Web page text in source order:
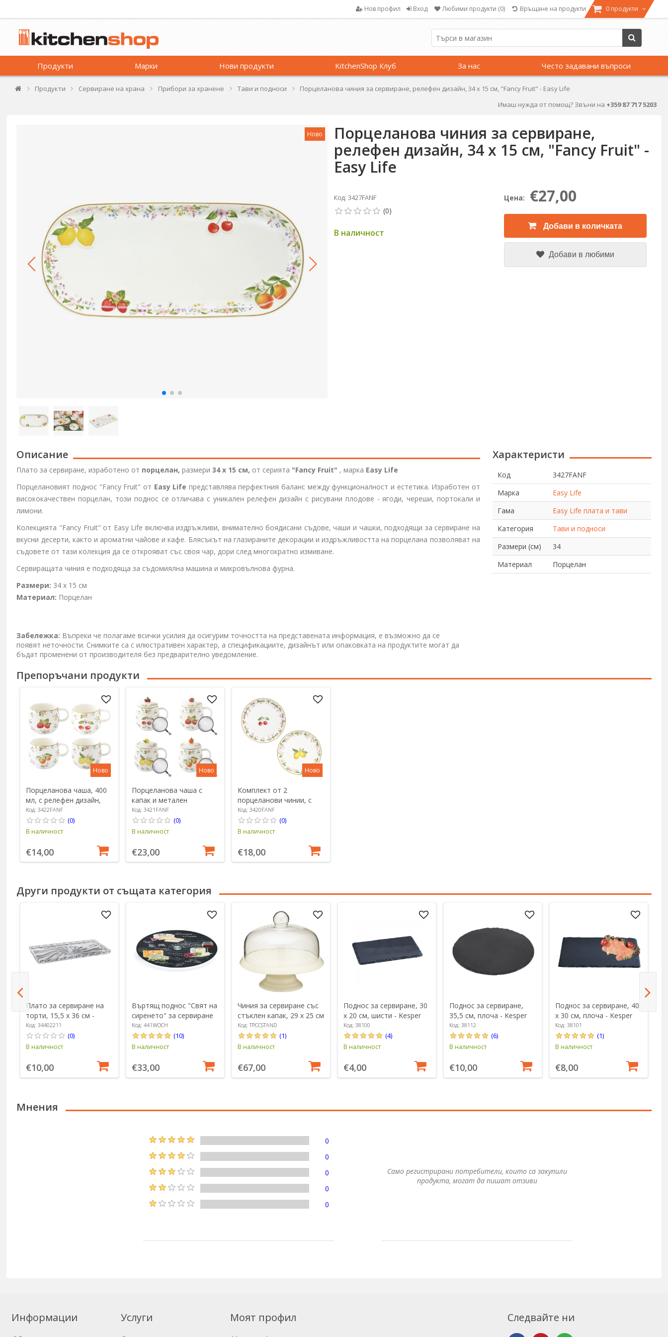
Нов профил Вход Любими продукти (0) Връщане на продукти 0 продукти
Продукти Марки Нови продукти KitchenShop Клуб За нас Често задавани въпроси
Продукти Сервиране на храна Прибори за хранене Тави и подноси
Порцеланова чиния за сервиране, релефен дизайн, 34 x 15 см, "Fancy Fruit" - Easy Life
Имаш нужда от помощ? Звъни на +359 87 717 5203
Ново
Порцеланова чиния за сервиране,
релефен дизайн, 34 x 15 см, "Fancy Fruit" -
Easy Life
Код: 3427FANF
В наличност
Цена: €27,00
Добави в количката
Добави в любими
Описание
Плато за сервиране, изработено от порцелан, размери34 x 15 см, от серията "Fancy Fruit" , марка Easy Life
Порцелановият поднос "Fancy Fruit" от Easy Life представлява перфектния баланс между функционалност и естетика. Изработен от
висококачествен порцелан, този поднос се отличава с уникален релефен дизайн с рисувани плодове - ягоди, череши, портокали и
лимони.
Колекцията "Fancy Fruit" от Easy Life включва издръжливи, внимателно боядисани съдове, чаши и чашки, подходящи за сервиране на
вкусни десерти, както и ароматни чайове и кафе. Блясъкът на глазираните декорации и издръжливостта на порцелана позволяват на
съдовете от тази колекция да се открояват със своя чар, дори след многократно измиване.
Сервиращата чиния е подходяща за съдомиялна машина и микровълнова фурна.
Размери: 34 x 15 см
Материал: Порцелан
Характеристи
Код
3427FANF
Марка
Easy Life
Гама
Easy Life плата и тави
Категория
Тави и подноси
Размери (см)
34
Материал
Порцелан
Забележка: Въпреки че полагаме всички усилия да осигурим точността на представената информация, е възможно да се
появят неточности. Снимките са с илюстративен характер, а спецификациите, дизайнът или опаковката на продуктите могат да
бъдат променени от производителя без предварително уведомление.
Препоръчани продукти
Ново
Порцеланова чаша, 400
мл, с релефен дизайн,
"Fancy Fruit" - Easy Life
Код: 3422FANF
(0)
В наличност
€14,00
Ново
Порцеланова чаша с
капак и метален
инфузер, релефен
дизайн, 450 мл, "Fancy
Fruit" - Easy Life
Код: 3421FANF
(0)
В наличност
€23,00
Ново
Комплект от 2
порцеланови чинии, с
релефен дизайн, 16 см,
"Fancy Fruit" - Easy Life
Код: 3420FANF
(0)
В наличност
€18,00
Други продукти от същата категория
Плато за сервиране на
торти, 15,5 x 36 см -
Westmark
Код: 34402211
(0)
В наличност
€10,00
Въртящ поднос "Свят на
сиренето" за сервиране
на сирене, 32 см - Easy
Life
Код: 441WOCH
(10)
В наличност
€33,00
Чиния за сервиране със
стъклен капак, 29 х 25 см
- Kitchen Craft
Код: TPCCSTAND
(1)
В наличност
€67,00
Поднос за сервиране, 30
х 20 см, шисти - Kesper
Код: 38100
(4)
В наличност
€4,00
Поднос за сервиране,
35,5 см, плоча - Kesper
Код: 38112
(6)
В наличност
€10,00
Поднос за сервиране, 40
х 30 см, плоча - Kesper
Код: 38101
(1)
В наличност
€8,00
Мнения
0
0
0
0
0
Само регистрирани потребители, които са закупили
продукта, могат да пишат отзиви
Информации Услуги Моят профил Следвайте ни